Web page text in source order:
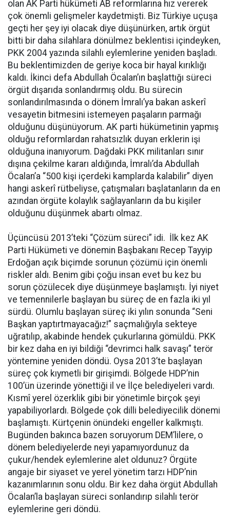
olan AK Parti hükümeti AB reformlarına hız vererek
çok önemli gelişmeler kaydetmişti. Biz Türkiye uçuşa
geçti her şey iyi olacak diye düşünürken, artık örgüt
bitti bir daha silahlara dönülmez beklentisi içindeyken,
PKK 2004 yazında silahlı eylemlerine yeniden başladı.
Bu beklentimizden de geriye koca bir hayal kırıklığı
kaldı. İkinci defa Abdullah Öcalan’ın başlattığı süreci
örgüt dışarıda sonlandırmış oldu. Bu sürecin
sonlandırılmasında o dönem İmralı’ya bakan askerî
vesayetin bitmesini istemeyen paşaların parmağı
olduğunu düşünüyorum. AK parti hükümetinin yapmış
olduğu reformlardan rahatsızlık duyan erklerin işi
olduğuna inanıyorum. Dağdaki PKK militanları sınır
dışına çekilme kararı aldığında, İmralı’da Abdullah
Öcalan’a “500 kişi içerdeki kamplarda kalabilir” diyen
hangi askerî rütbeliyse, çatışmaları başlatanların da en
azından örgüte kolaylık sağlayanların da bu kişiler
olduğunu düşünmek abartı olmaz.
Üçüncüsü 2013’teki “Çözüm süreci” idi. İlk kez AK
Parti Hükümeti ve dönemin Başbakanı Recep Tayyip
Erdoğan açık biçimde sorunun çözümü için önemli
riskler aldı. Benim gibi çoğu insan evet bu kez bu
sorun çözülecek diye düşünmeye başlamıştı. İyi niyet
ve temennilerle başlayan bu süreç de en fazla iki yıl
sürdü. Olumlu başlayan süreç iki yılın sonunda “Seni
Başkan yaptırtmayacağız!” saçmalığıyla sekteye
uğratılıp, akabinde hendek çukurlarına gömüldü. PKK
bir kez daha en iyi bildiği “devrimci halk savaşı” terör
yöntemine yeniden döndü. Oysa 2013’te başlayan
süreç çok kıymetli bir girişimdi. Bölgede HDP’nin
100’ün üzerinde yönettiği il ve İlçe belediyeleri vardı.
Kısmî yerel özerklik gibi bir yönetimle birçok şeyi
yapabiliyorlardı. Bölgede çok dilli belediyecilik dönemi
başlamıştı. Kürtçenin önündeki engeller kalkmıştı.
Bugünden bakınca bazen soruyorum DEM’lilere, o
dönem belediyelerde neyi yapamıyordunuz da
çukur/hendek eylemlerine alet oldunuz? Örgüte
angaje bir siyaset ve yerel yönetim tarzı HDP’nin
kazanımlarının sonu oldu. Bir kez daha örgüt Abdullah
Öcalan’la başlayan süreci sonlandırıp silahlı terör
eylemlerine geri döndü.